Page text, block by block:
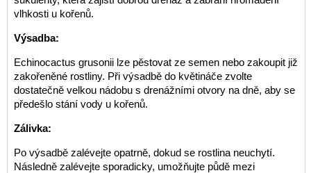
vlhkosti u kořenů.
Výsadba:
Echinocactus grusonii lze pěstovat ze semen nebo zakoupit již
zakořeněné rostliny. Při výsadbě do květináče zvolte
dostatečně velkou nádobu s drenážními otvory na dně, aby se
předešlo stání vody u kořenů.
Zálivka:
Po výsadbě zalévejte opatrně, dokud se rostlina neuchytí.
Následně zalévejte sporadicky, umožňujte půdě mezi